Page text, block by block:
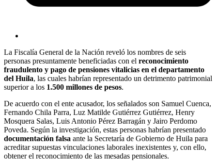
La Fiscalía General de la Nación reveló los nombres de seis
personas presuntamente beneficiadas con el reconocimiento
fraudulento y pago de pensiones vitalicias en el departamento
del Huila, las cuales habrían representado un detrimento patrimonial
superior a los 1.500 millones de pesos.
De acuerdo con el ente acusador, los señalados son Samuel Cuenca,
Fernando Chila Parra, Luz Matilde Gutiérrez Gutiérrez, Henry
Mosquera Salas, Luis Antonio Pérez Barragán y Jairo Perdomo
Poveda. Según la investigación, estas personas habrían presentado
documentación falsa ante la Secretaría de Gobierno de Huila para
acreditar supuestas vinculaciones laborales inexistentes y, con ello,
obtener el reconocimiento de las mesadas pensionales.